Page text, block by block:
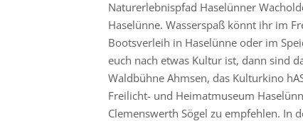
Naturerlebnispfad Haselünner
Haselünne. Wasserspaß könnt ihr im
Bootsverleih in Haselünne oder im
euch nach etwas Kultur ist, dann sind
Waldbühne Ahmsen, das Kulturkino
Freilicht- und Heimatmuseum
Clemenswerth Sögel zu empfehlen. In